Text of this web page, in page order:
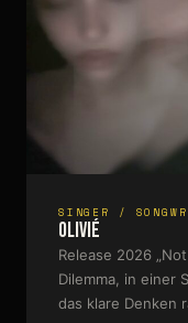
SINGER /
Olivié
Release 2026
Dilemma, in einer
das klare Denken